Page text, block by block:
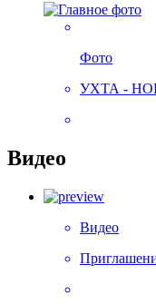
Фото
УХТА -
Видео
Видео